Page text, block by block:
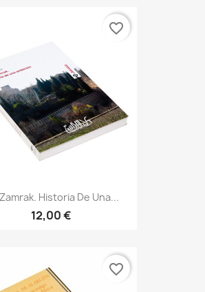
Historia De Una...
12,00 €
favorite_border
favorite_border